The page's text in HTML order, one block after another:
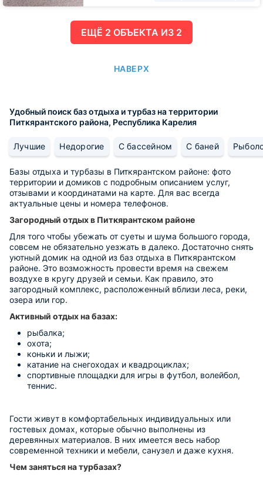
ЕЩË 2 ОБЪЕКТА ИЗ 2
НАВЕРХ
Удобный поиск баз отдыха и турбаз на территории
Питкярантского района, Республика Карелия
Лучшие Недорогие С бассейном С баней
Базы отдыха и турбазы в Питкярантском районе: фото
территории и домиков с подробным описанием услуг,
отзывами и координатами на карте. Для вас всегда
актуальные цены и номера телефонов.
Загородный отдых в Питкярантском районе
Для того чтобы убежать от суеты и шума большого города,
совсем не обязательно уезжать в далеко. Достаточно снять
уютный домик на одной из баз отдыха в Питкярантском
районе. Это возможность провести время на свежем
воздухе в кругу друзей и семьи. Как правило, это
загородный комплекс, расположенный вблизи леса, реки,
озера или гор.
Активный отдых на базах:
рыбалка;
охота;
коньки и лыжи;
катание на снегоходах и квадроциклах;
спортивные площадки для игры в футбол, волейбол,
теннис.
Гости живут в комфортабельных индивидуальных или
гостевых домах, которые обычно выполнены из
деревянных материалов. В них имеется весь набор
современной техники и мебели, санузел и даже кухня.
Чем заняться на турбазах?